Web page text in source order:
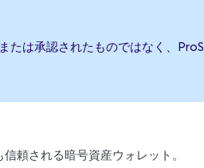
は承認されたものではなく、
頼される暗号資産ウォレット。